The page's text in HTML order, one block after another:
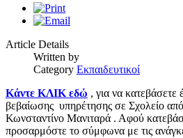
Article Details
Written by
Category Εκπαιδευτικοί
Κάντε ΚΛΙΚ εδώ , για να κατεβάσετε
βεβαίωσης υπηρέτησης σε Σχολείο
Κωνσταντίνο Μανιταρά . Αφού
προσαρμόστε το σύμφωνα με τις